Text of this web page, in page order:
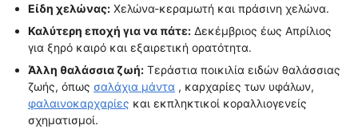
Είδη χελώνας: Χελώνα-κεραμωτή και πράσινη χελώνα.
Καλύτερη εποχή για να πάτε: Δεκέμβριος έως Απρίλιος
για ξηρό καιρό και εξαιρετική ορατότητα.
Άλλη θαλάσσια ζωή: Τεράστια ποικιλία ειδών θαλάσσιας
ζωής, όπως σαλάχια μάντα , καρχαρίες των υφάλων,
φαλαινοκαρχαρίες και εκπληκτικοί κοραλλιογενείς
σχηματισμοί.